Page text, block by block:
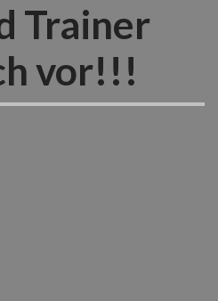
Trainer
vor!!!